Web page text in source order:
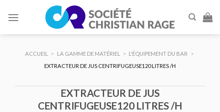
ACCUEIL > LA GAMME DE MATÉRIEL > L'ÉQUIPEMENT DU BAR
>
EXTRACTEUR DE JUS CENTRIFUGEUSE120 LITRES /H
EXTRACTEUR DE JUS
CENTRIFUGEUSE120 LITRES /H